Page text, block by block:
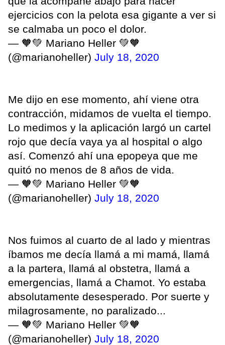
ejercicios con la pelota esa gigante a ver si
se calmaba un poco el dolor.
— 🧡💚 Mariano Heller 💚🧡
(@marianoheller) July 18, 2020
Me dijo en ese momento, ahí viene otra
contracción, midamos de vuelta el tiempo.
Lo medimos y la aplicación largó un cartel
rojo que decía vaya ya al hospital o algo
así. Comenzó ahí una epopeya que me
quitó no menos de 8 años de vida.
— 🧡💚 Mariano Heller 💚🧡
(@marianoheller) July 18, 2020
Nos fuimos al cuarto de al lado y mientras
íbamos me decía llamá a mi mamá, llamá
a la partera, llamá al obstetra, llamá a
emergencias, llamá a Chamot. Yo estaba
absolutamente desesperado. Por suerte y
milagrosamente, no paralizado...
— 🧡💚 Mariano Heller 💚🧡
(@marianoheller) July 18, 2020